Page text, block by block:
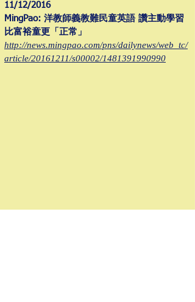
11/12/2016
MingPao: 洋教師義教難民童英語 讚主動學習
比富裕童更「正常」
http://news.mingpao.com/pns/dailynews/web_tc/
article/20161211/s00002/1481391990990